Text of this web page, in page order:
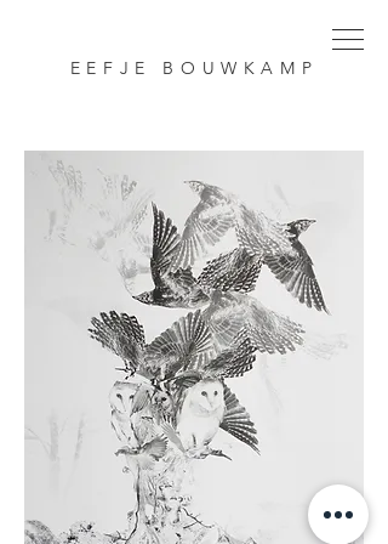
EEFJE BOUWKAMP